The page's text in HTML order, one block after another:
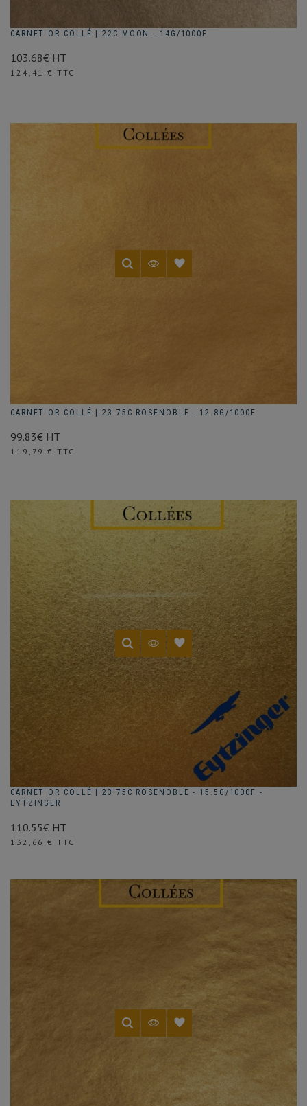
CARNET OR COLLÉ | 22C MOON - 14G/1000F
103.68€ HT
Prix
124,41 € TTC
CARNET OR COLLÉ | 23.75C ROSENOBLE - 12.8G/1000F
99.83€ HT
Prix
119,79 € TTC
CARNET OR COLLÉ | 23.75C ROSENOBLE - 15.5G/1000F -
EYTZINGER
110.55€ HT
Prix
132,66 € TTC